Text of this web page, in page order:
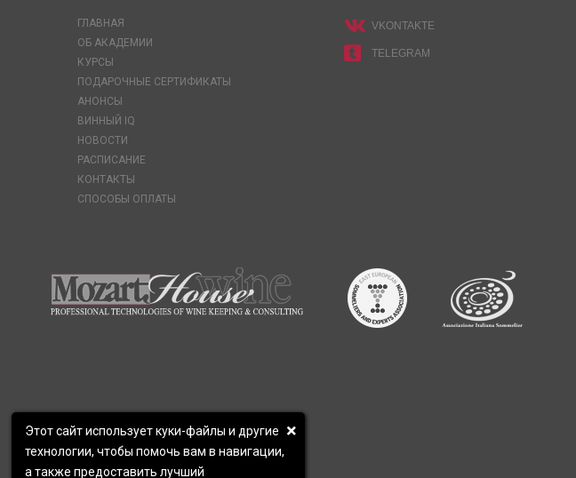
ГЛАВНАЯ
ОБ АКАДЕМИИ
КУРСЫ
ПОДАРОЧНЫЕ СЕРТИФИКАТЫ
АНОНСЫ
ВИННЫЙ IQ
НОВОСТИ
РАСПИСАНИЕ
КОНТАКТЫ
СПОСОБЫ ОПЛАТЫ
VKONTAKTE
TELEGRAM
Этот сайт использует куки-файлы и другие
технологии, чтобы помочь вам в навигации,
а также предоставить лучший